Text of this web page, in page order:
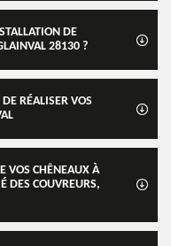
DE
28130 ?
RÉALISER VOS
VOS CHÊNEAUX À
DES COUVREURS,